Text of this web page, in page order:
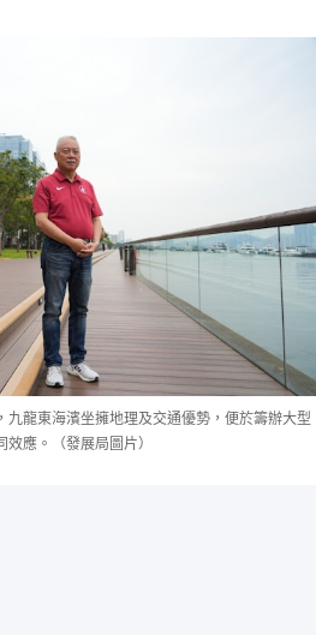
九龍東海濱坐擁地理及交通優勢，便於籌辦大型
應。（發展局圖片）